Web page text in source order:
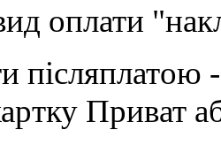
оплати
післяплатою
Приват